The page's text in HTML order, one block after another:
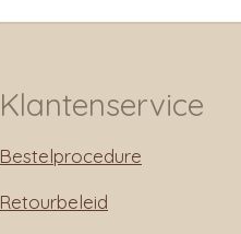
Klantenservice
Bestelprocedure
Retourbeleid